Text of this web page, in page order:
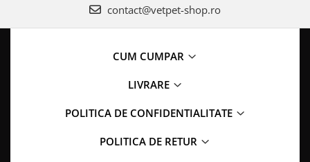
contact@vetpet-shop.ro
CUM CUMPAR
LIVRARE
POLITICA DE CONFIDENTIALITATE
POLITICA DE RETUR